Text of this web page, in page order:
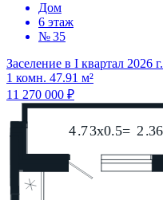
Дом
6 этаж
№ 35
Заселение в I квартал 2026 г.
1 комн. 47.91 м²
11 270 000 ₽